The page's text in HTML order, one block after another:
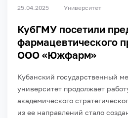
25.04.2025 Университет
КубГМУ посетили
фармацевтического
ООО «Южфарм»
Кубанский государственный
университет продолжает
академического
из ее направлений стало